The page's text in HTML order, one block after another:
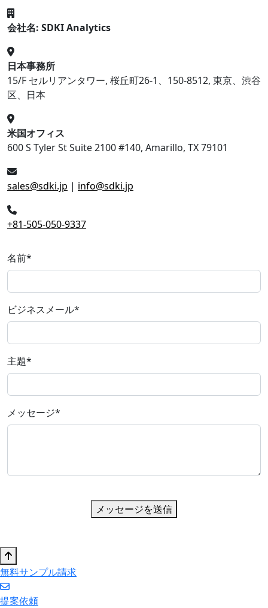
会社名: SDKI Analytics
日本事務所
15/F セルリアンタワー, 桜丘町26-1、150-8512, 東京、渋谷
区、日本
米国オフィス
600 S Tyler St Suite 2100 #140, Amarillo, TX 79101
sales@sdki.jp | info@sdki.jp
+81-505-050-9337
名前*
ビジネスメール*
主題*
メッセージ*
メッセージを送信
無料サンプル請求
提案依頼